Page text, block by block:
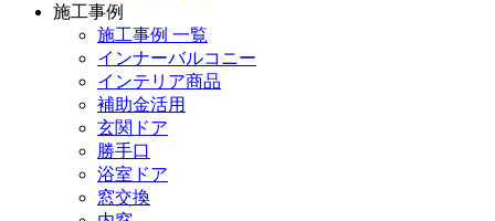
施工事例
施工事例 一覧
インナーバルコニー
インテリア商品
補助金活用
玄関ドア
勝手口
浴室ドア
窓交換